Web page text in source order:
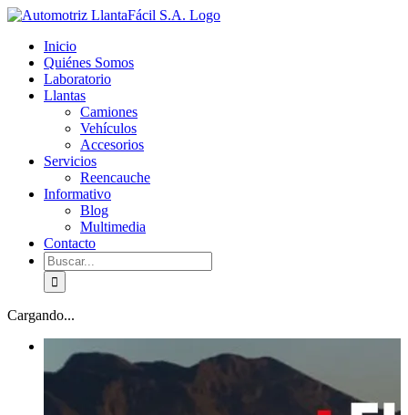
Skip
content
facebook
youtube
Inicio
Quiénes Somos
Laboratorio
Llantas
Camiones
Vehículos
Accesorios
Servicios
Reencauche
Informativo
Blog
Multimedia
Contacto
Buscar:
Cargando...